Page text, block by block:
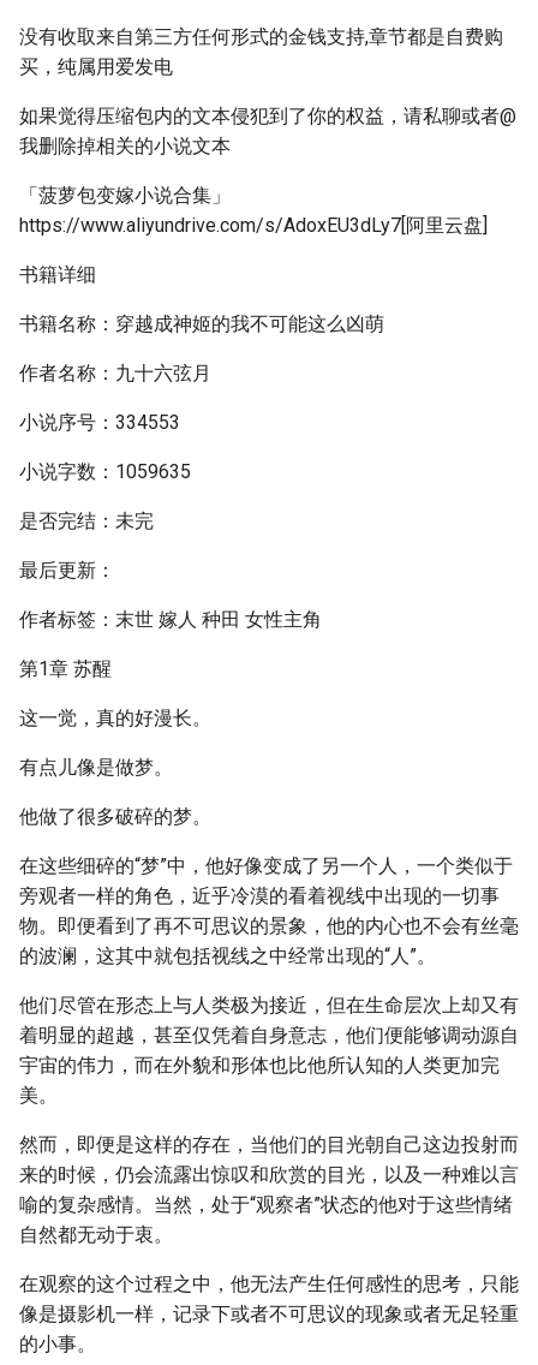
没有收取来自第三方任何形式的金钱支持,章节都是自费购
买，纯属用爱发电
如果觉得压缩包内的文本侵犯到了你的权益，请私聊或者@
我删除掉相关的小说文本
「菠萝包变嫁小说合集」
https://www.aliyundrive.com/s/AdoxEU3dLy7[阿里云盘]
书籍详细
书籍名称：穿越成神姬的我不可能这么凶萌
作者名称：九十六弦月
小说序号：334553
小说字数：1059635
是否完结：未完
最后更新：
作者标签：末世 嫁人 种田 女性主角
第1章 苏醒
这一觉，真的好漫长。
有点儿像是做梦。
他做了很多破碎的梦。
在这些细碎的“梦”中，他好像变成了另一个人，一个类似于
旁观者一样的角色，近乎冷漠的看着视线中出现的一切事
物。即便看到了再不可思议的景象，他的内心也不会有丝毫
的波澜，这其中就包括视线之中经常出现的“人”。
他们尽管在形态上与人类极为接近，但在生命层次上却又有
着明显的超越，甚至仅凭着自身意志，他们便能够调动源自
宇宙的伟力，而在外貌和形体也比他所认知的人类更加完
美。
然而，即便是这样的存在，当他们的目光朝自己这边投射而
来的时候，仍会流露出惊叹和欣赏的目光，以及一种难以言
喻的复杂感情。当然，处于“观察者”状态的他对于这些情绪
自然都无动于衷。
在观察的这个过程之中，他无法产生任何感性的思考，只能
像是摄影机一样，记录下或者不可思议的现象或者无足轻重
的小事。